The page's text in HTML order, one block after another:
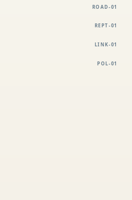
ROAD-01
REPT-01
LINK-01
POL-01